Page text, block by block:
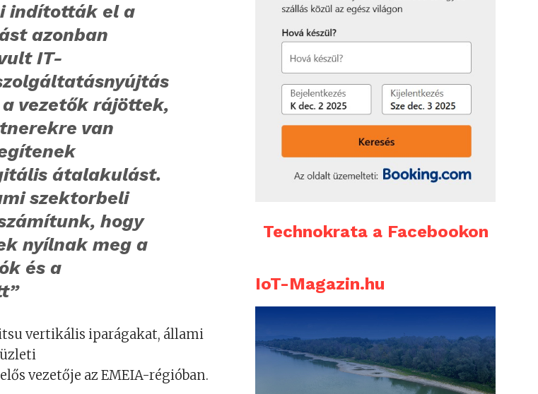
indították el a
azonban
IT-
vezetők rájöttek,
van
átalakulást.
szektorbeli
hogy
nyílnak meg a
és a
vertikális iparágakat, állami
vezetője az EMEIA-régióban.
Technokrata a Facebookon
IoT-Magazin.hu